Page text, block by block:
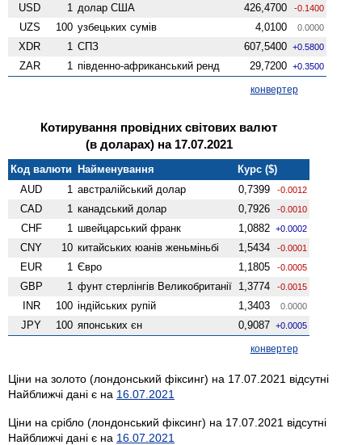
USD 1 долар США 426,4700 -0.1400
UZS 100 узбецьких сумів 4,0100 0.0000
XDR 1 СПЗ 607,5400 +0.5800
ZAR 1 південно-африканський ренд 29,7200 +0.3500
конвертер
Котирування провідних світових валют
(в доларах) на 17.07.2021
Код валюти Найменування
Курс ($)
AUD
1 австралійський долар 0,7399 -0.0012
CAD 1 канадський долар 0,7926 -0.0010
CHF 1 швейцарський франк 1,0882 +0.0002
CNY 10 китайських юанів женьмiньбi 1,5434 -0.0001
EUR 1 Євро 1,1805 -0.0005
GBP 1 фунт стерлінгів Велико­британії 1,3774 -0.0015
INR 100 індійських рупій 1,3403 0.0000
JPY 100 японських єн 0,9087 +0.0005
конвертер
Ціни на золото (лондонський фіксинг) на 17.07.2021 відсутні
Найближчі дані є на 16.07.2021
Ціни на срібло (лондонський фіксинг) на 17.07.2021 відсутні
Найближчі дані є на 16.07.2021